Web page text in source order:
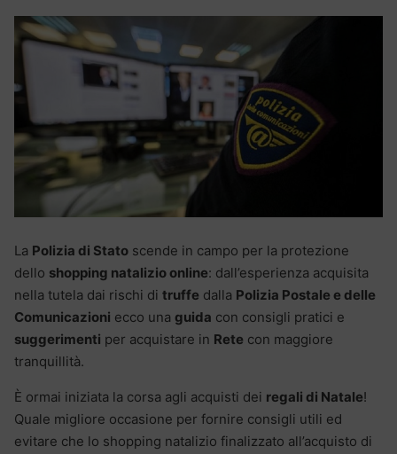
La Polizia di Stato scende in campo per la protezione
dello shopping natalizio online: dall’esperienza acquisita
nella tutela dai rischi di truffe dalla Polizia Postale e delle
Comunicazioni ecco una guida con consigli pratici e
suggerimenti per acquistare in Rete con maggiore
tranquillità.
È ormai iniziata la corsa agli acquisti dei regali di Natale!
Quale migliore occasione per fornire consigli utili ed
evitare che lo shopping natalizio finalizzato all’acquisto di